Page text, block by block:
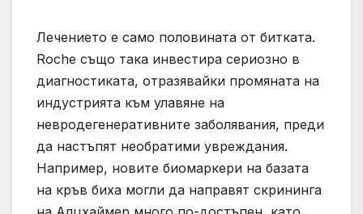
Лечението е само половината от битката.
Roche също така инвестира сериозно в
диагностиката, отразявайки промяната на
индустрията към улавяне на
невродегенеративните заболявания, преди
да настъпят необратими увреждания.
Например, новите биомаркери на базата
на кръв биха могли да направят скрининга